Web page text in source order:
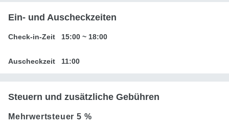
Ein- und Auscheckzeiten
Check-in-Zeit 15:00 ~ 18:00
Auscheckzeit 11:00
Steuern und zusätzliche Gebühren
Mehrwertsteuer5 %